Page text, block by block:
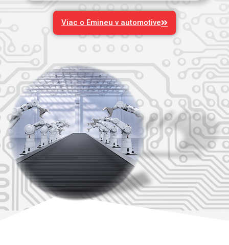
Viac o Emineu v automotive